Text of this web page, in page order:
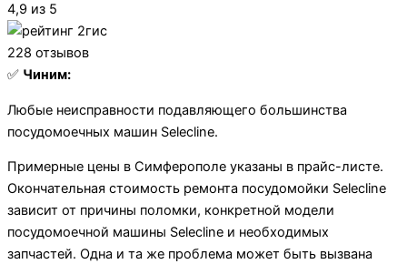
4,9 из 5
228 отзывов
✅ Чиним:
Любые неисправности подавляющего большинства
посудомоечных машин Selecline.
Примерные цены в Симферополе указаны в прайс-листе.
Окончательная стоимость ремонта посудомойки Selecline
зависит от причины поломки, конкретной модели
посудомоечной машины Selecline и необходимых
запчастей. Одна и та же проблема может быть вызвана